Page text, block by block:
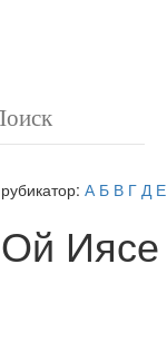
рубикатор: А Б В Г Д Е
Ой Иясе